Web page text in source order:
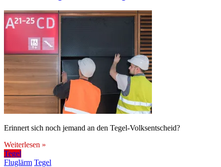
Erinnert sich noch jemand an den Tegel-Volksentscheid?
Weiterlesen »
Tegel
Fluglärm Tegel